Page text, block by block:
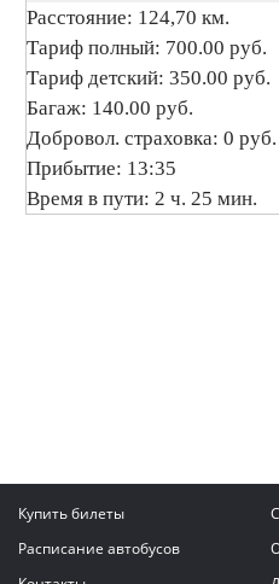
Расстояние: 124,70 км.
Тариф полный: 700.00 руб.
Тариф детский: 350.00 руб.
Багаж: 140.00 руб.
Добровол. страховка: 0 руб.
Прибытие: 13:35
Время в пути: 2 ч. 25 мин.
Купить билеты
Расписание автобусов